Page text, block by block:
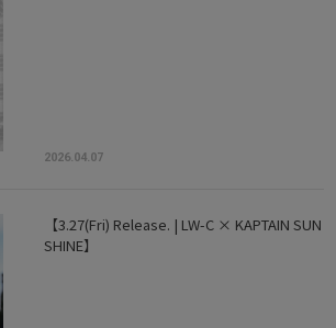
2026.04.07
【3.27(Fri) Release. | LW-C × KAPTAIN SUN
SHINE】